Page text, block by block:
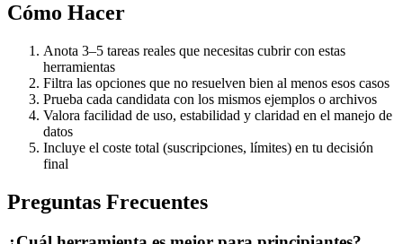
Cómo Hacer
Anota 3–5 tareas reales que necesitas cubrir con estas
herramientas
Filtra las opciones que no resuelven bien al menos esos casos
Prueba cada candidata con los mismos ejemplos o archivos
Valora facilidad de uso, estabilidad y claridad en el manejo de
datos
Incluye el coste total (suscripciones, límites) en tu decisión
final
Preguntas Frecuentes